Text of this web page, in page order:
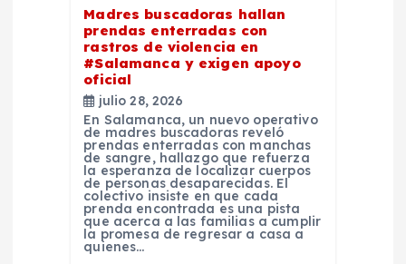
Madres buscadoras hallan
prendas enterradas con
rastros de violencia en
#Salamanca y exigen apoyo
oficial
julio 28, 2026
En Salamanca, un nuevo operativo
de madres buscadoras reveló
prendas enterradas con manchas
de sangre, hallazgo que refuerza
la esperanza de localizar cuerpos
de personas desaparecidas. El
colectivo insiste en que cada
prenda encontrada es una pista
que acerca a las familias a cumplir
la promesa de regresar a casa a
quienes…